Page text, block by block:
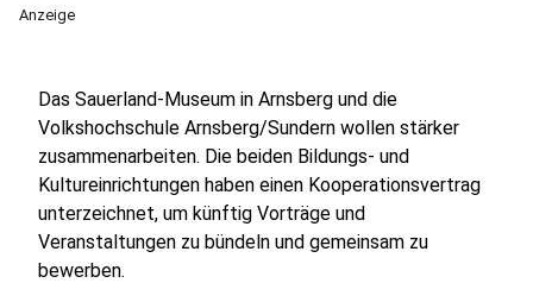
Anzeige
Das Sauerland-Museum in Arnsberg und die
Volkshochschule Arnsberg/Sundern wollen stärker
zusammenarbeiten. Die beiden Bildungs- und
Kultureinrichtungen haben einen Kooperationsvertrag
unterzeichnet, um künftig Vorträge und
Veranstaltungen zu bündeln und gemeinsam zu
bewerben.